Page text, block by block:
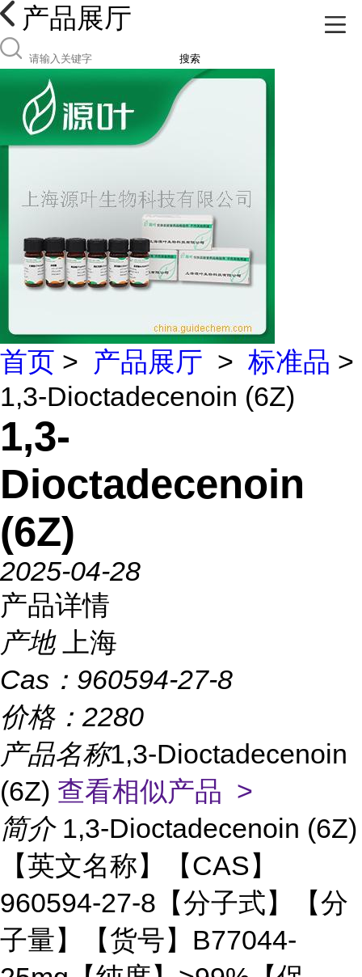
产品展厅
搜索
首页 > 产品展厅 > 标准品 >
1,3-Dioctadecenoin (6Z)
1,3-
Dioctadecenoin
(6Z)
2025-04-28
产品详情
产地
上海
Cas： 960594-27-8
价格： 2280
产品名称1,3-Dioctadecenoin
(6Z) 查看相似产品 >
简介 1,3-Dioctadecenoin (6Z)
【英文名称】【CAS】
960594-27-8【分子式】【分
子量】【货号】B77044-